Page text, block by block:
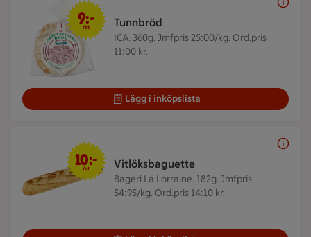
Tunnbröd
ICA. 360g. Jmfpris 25:00/kg. Ord.pris
11:00 kr.
9 kr/st
9:-
/st
Lägg i inköpslista
Vitlöksbaguette
Bageri La Lorraine. 182g. Jmfpris
54:95/kg. Ord.pris 14:10 kr.
10 kr/st
10:-
/st